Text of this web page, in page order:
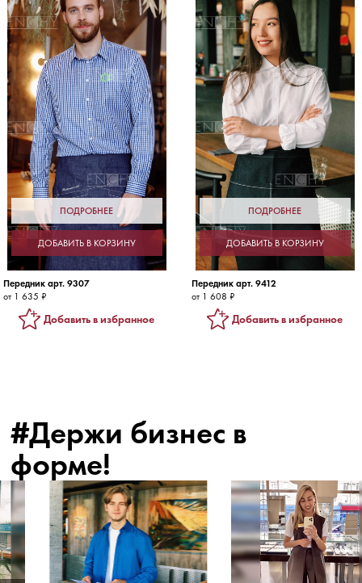
ПОДРОБНЕЕ
ДОБАВИТЬ В КОРЗИНУ
Передник арт. 9307
от 1 635 ₽
Добавить в избранное
ПОДРОБНЕЕ
ДОБАВИТЬ В КОРЗИНУ
Передник арт. 9412
от 1 608 ₽
Добавить в избранное
#Держи бизнес в
форме!